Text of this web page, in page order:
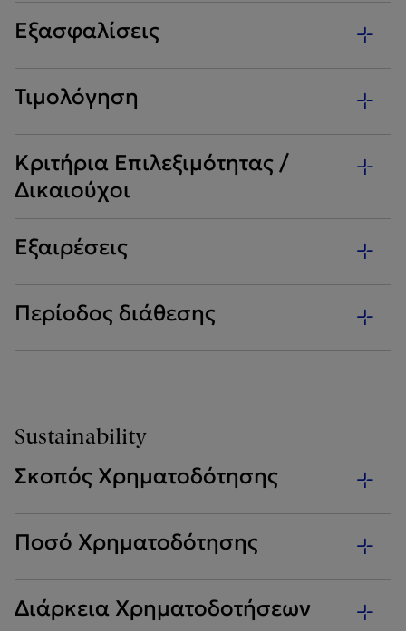
Εξασφαλίσεις
Τιμολόγηση
Κριτήρια Επιλεξιμότητας /
Δικαιούχοι
Εξαιρέσεις
Περίοδος διάθεσης
Sustainability
Σκοπός Χρηματοδότησης
Ποσό Χρηματοδότησης
Διάρκεια Χρηματοδοτήσεων